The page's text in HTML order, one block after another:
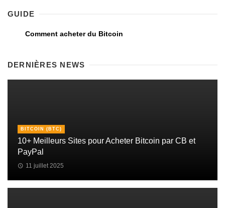
GUIDE
Comment acheter du Bitcoin
DERNIÈRES NEWS
BITCOIN (BTC)
10+ Meilleurs Sites pour Acheter Bitcoin par CB et
PayPal
11 juillet 2025